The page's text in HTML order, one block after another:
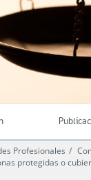
Profesionales
protegidas o